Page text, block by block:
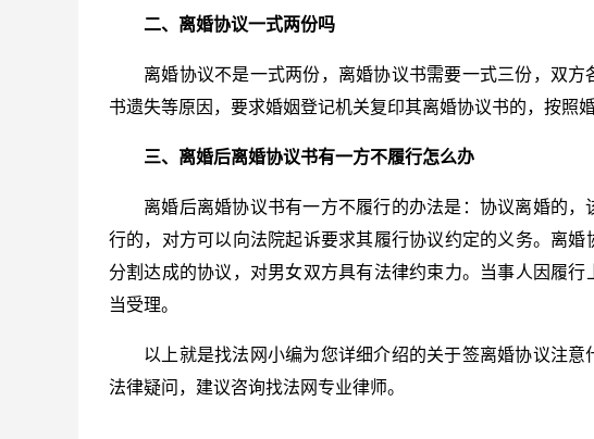
二、离婚协议一式两份吗
离婚协议不是一式两份，离婚协议书需要一式三份，双
书遗失等原因，要求婚姻登记机关复印其离婚协议书的，按照
三、离婚后离婚协议书有一方不履行怎么办
离婚后离婚协议书有一方不履行的办法是：协议离婚的
行的，对方可以向法院起诉要求其履行协议约定的义务。离
分割达成的协议，对男女双方具有法律约束力。当事人因履
当受理。
以上就是找法网小编为您详细介绍的关于签离婚协议注
法律疑问，建议咨询找法网专业律师。